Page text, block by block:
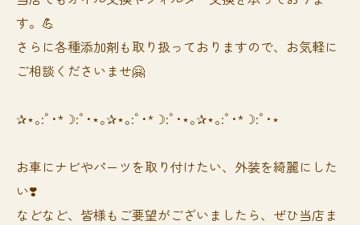
す。💪
さらに各種添加剤も取り扱っておりますので、お気軽に
ご相談くださいませ🤗
✰⋆｡:ﾟ･*☽:ﾟ･⋆｡✰⋆｡:ﾟ･*☽:ﾟ･⋆｡✰⋆｡:ﾟ･*☽:ﾟ･⋆
お車にナビやパーツを取り付けたい、外装を綺麗にした
い❣️
などなど、皆様もご要望がございましたら、ぜひ当店ま